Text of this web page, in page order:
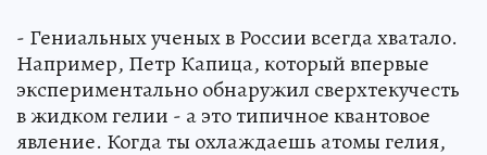
- Гениальных ученых в России всегда хватало.
Например, Петр Капица, который впервые
экспериментально обнаружил сверхтекучесть
в жидком гелии - а это типичное квантовое
явление. Когда ты охлаждаешь атомы гелия,